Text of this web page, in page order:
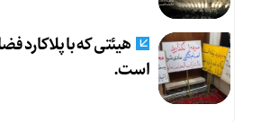
هیئتی که با پلاکارد
است.